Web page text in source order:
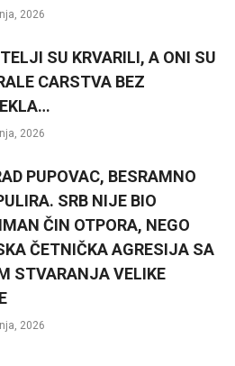
2026
SU KRVARILI, A ONI SU
CARSTVA BEZ
2026
PUPOVAC, BESRAMNO
SRB NIJE BIO
ČIN OTPORA, NEGO
ČETNIČKA AGRESIJA SA
STVARANJA VELIKE
2026